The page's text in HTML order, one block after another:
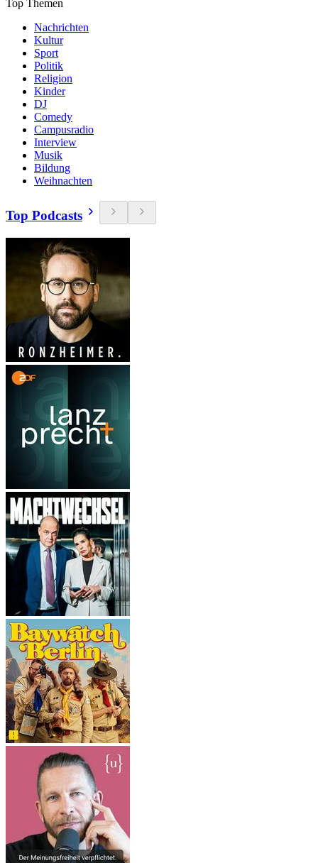
Top Themen
Nachrichten
Kultur
Sport
Politik
Religion
Kinder
DJ
Comedy
Campusradio
Interview
Musik
Bildung
Weihnachten
Top Podcasts